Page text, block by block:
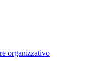
organizzativo